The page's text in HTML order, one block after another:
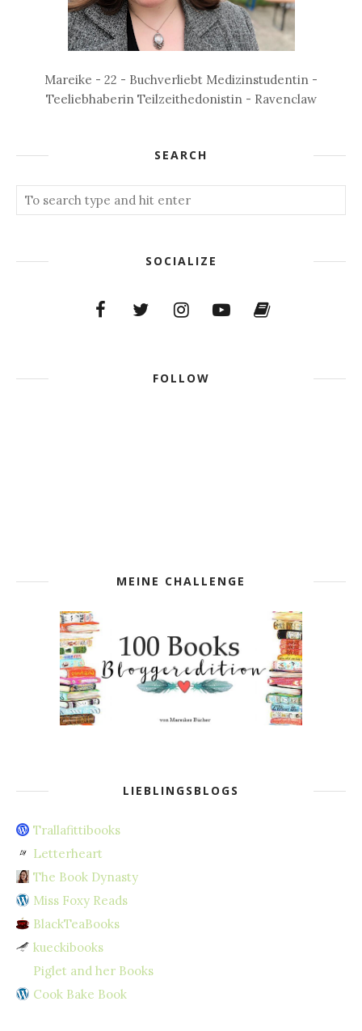
Mareike - 22 - Buchverliebt Medizinstudentin -
Teeliebhaberin Teilzeithedonistin - Ravenclaw
SEARCH
SOCIALIZE
FOLLOW
MEINE CHALLENGE
LIEBLINGSBLOGS
Trallafittibooks
Letterheart
The Book Dynasty
Miss Foxy Reads
BlackTeaBooks
kueckibooks
Piglet and her Books
Cook Bake Book